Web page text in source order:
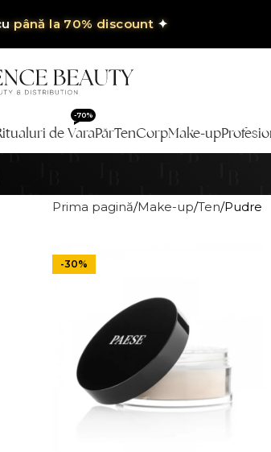
până la 70% discount ✦
de Vara
-70%
PărTenCorpMake-up
Prima pagină Make-up Ten Pudre
-30%